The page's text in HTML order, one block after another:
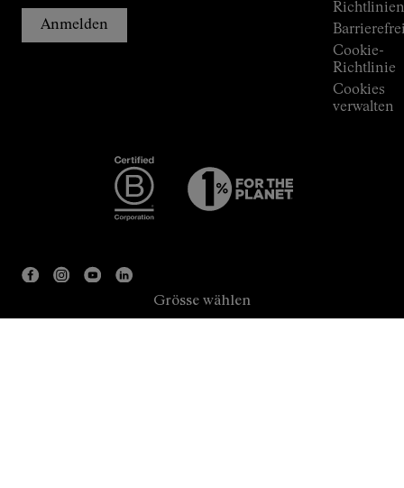
Grösse wählen
Anmelden
Richtlinien
Cookie-
Richtlinie
Cookies
verwalten